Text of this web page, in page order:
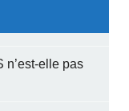
n’est-elle pas